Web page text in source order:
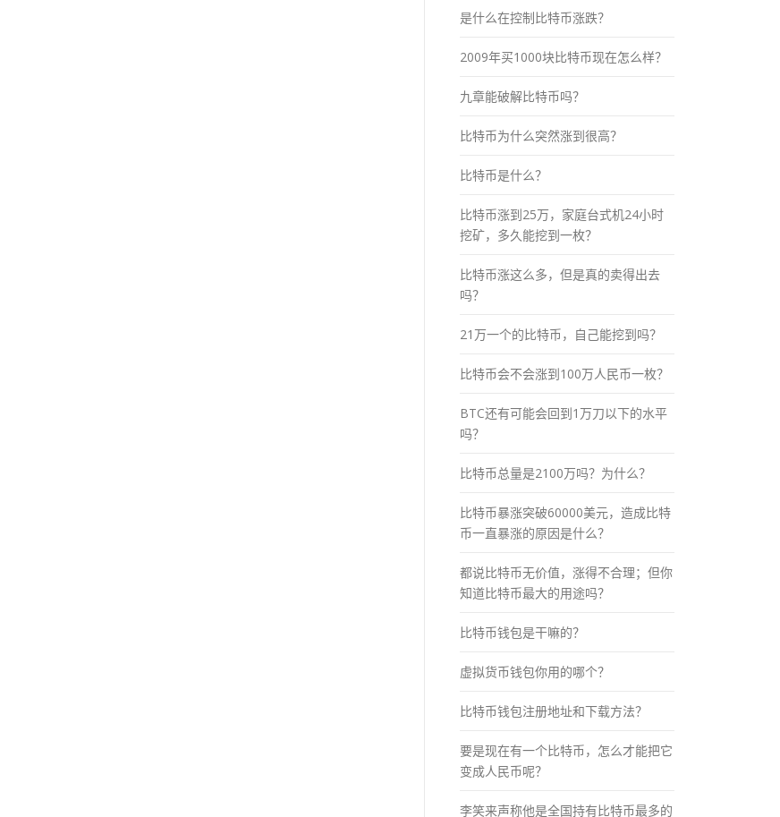
是什么在控制比特币涨跌？
2009年买1000块比特币现在怎么样？
九章能破解比特币吗？
比特币为什么突然涨到很高？
比特币是什么？
比特币涨到25万，家庭台式机24小时
挖矿，多久能挖到一枚？
比特币涨这么多，但是真的卖得出去
吗？
21万一个的比特币，自己能挖到吗？
比特币会不会涨到100万人民币一枚？
BTC还有可能会回到1万刀以下的水平
吗？
比特币总量是2100万吗？为什么？
比特币暴涨突破60000美元，造成比特
币一直暴涨的原因是什么？
都说比特币无价值，涨得不合理；但你
知道比特币最大的用途吗？
比特币钱包是干嘛的？
虚拟货币钱包你用的哪个？
比特币钱包注册地址和下载方法？
要是现在有一个比特币，怎么才能把它
变成人民币呢？
李笑来声称他是全国持有比特币最多的